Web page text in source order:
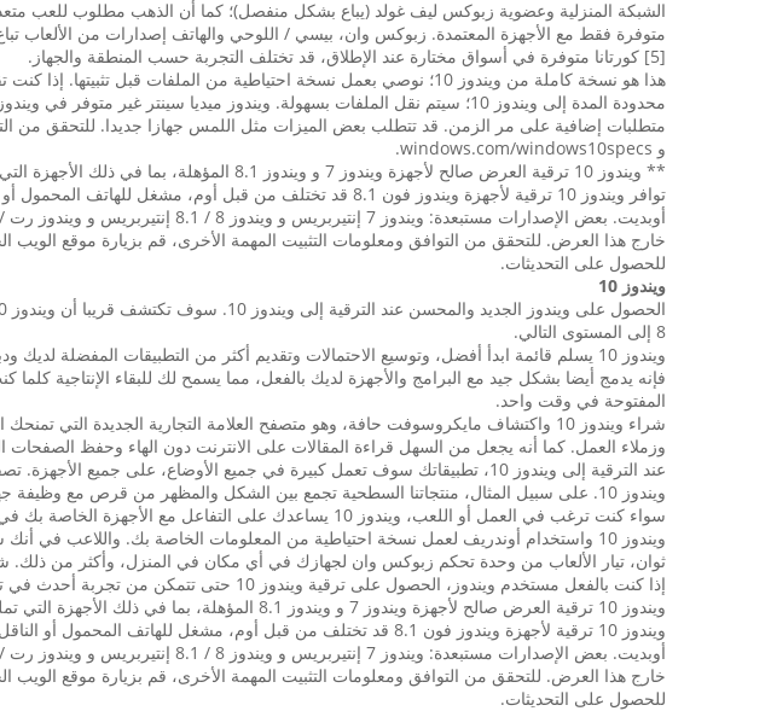
متوفرة فقط مع الأجهزة المعتمدة. زبوكس وان، بيسي / اللوحي والهاتف إصدارات من الألعاب
[5] كورتانا متوفرة في أسواق مختارة عند الإطلاق، قد تختلف التجربة حسب المنطقة والجهاز.
متطلبات إضافية على مر الزمن. قد تتطلب بعض الميزات مثل اللمس جهازا جديدا. للتحقق من
و windows.com/windows10specs.
** ويندوز 10 ترقية العرض صالح لأجهزة ويندوز
للحصول على التحديثات.
ويندوز 10
8 إلى المستوى التالي.
ويندوز 10 يسلم قائمة ابدأ أفضل، وتوسيع الاحتمالات وتقديم أكثر من التطبيقات
فإنه يدمج أيضا بشكل جيد مع البرامج والأجهزة لديك بالفعل، مما يسمح لك للبقاء الإنتاجية
المفتوحة في وقت واحد.
شراء ويندوز 10 واكتشاف مايكروسوفت حافة، وهو متصفح العلامة التجارية الجديدة
وزملاء العمل. كما أنه يجعل من السهل قراءة المقالات على الانترنت دون الهاء وحفظ
عند الترقية إلى ويندوز 10، تطبيقاتك سوف تعمل كبيرة في جميع الأوضاع،
ويندوز 10. على سبيل المثال، منتجاتنا السطحية تجمع بين الشكل والمظهر من قرص مع وظيفة جهاز كمبيوتر لخلق الكمال استبدال الكمبيوتر المحمول. ويندوز 10 فقط يعزز تجربة السطح.
سواء كنت ترغب في العمل أو اللعب، ويندوز 10 يساعدك على
ثوان، تيار الألعاب من وحدة تحكم زبوكس وان لجهازك في أي مكان في المنزل، وأكثر من ذلك. شراء ويندوز 10 وستحصل على مرونة
إذا كنت بالفعل مستخدم ويندوز، الحصول على ترقية ويندوز 10 حتى تتمكن من تجربة أحدث في تكنولوجيا ويندوز. تسوق متجر ميكروسوفت وشراء ويندوز 10 اليوم.
ويندوز 10 ترقية العرض صالح لأجهزة ويندوز 7 و
للحصول على التحديثات.